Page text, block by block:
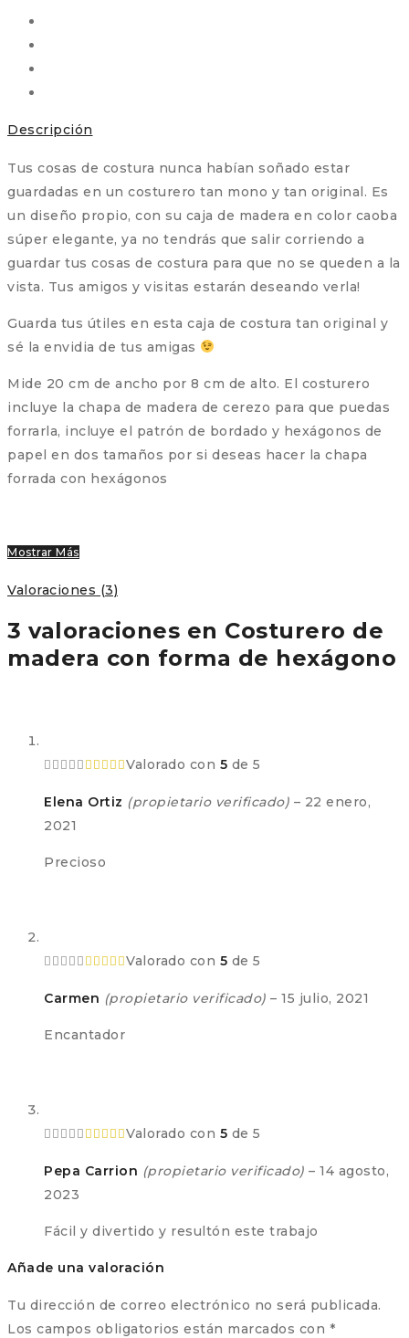
Descripción
Tus cosas de costura nunca habían soñado estar
guardadas en un costurero tan mono y tan original. Es
un diseño propio, con su caja de madera en color caoba
súper elegante, ya no tendrás que salir corriendo a
guardar tus cosas de costura para que no se queden a la
vista. Tus amigos y visitas estarán deseando verla!
Guarda tus útiles en esta caja de costura tan original y
sé la envidia de tus amigas
Mide 20 cm de ancho por 8 cm de alto. El costurero
incluye la chapa de madera de cerezo para que puedas
forrarla, incluye el patrón de bordado y hexágonos de
papel en dos tamaños por si deseas hacer la chapa
forrada con hexágonos
Mostrar Más
Valoraciones (3)
3 valoraciones en Costurero de
madera con forma de hexágono
Valorado con 5 de 5
Elena Ortiz (propietario verificado) – 22 enero,
2021
Precioso
Valorado con 5 de 5
Carmen (propietario verificado) – 15 julio, 2021
Encantador
Valorado con 5 de 5
Pepa Carrion (propietario verificado) – 14 agosto,
2023
Fácil y divertido y resultón este trabajo
Añade una valoración
Tu dirección de correo electrónico no será publicada.
Los campos obligatorios están marcados con *